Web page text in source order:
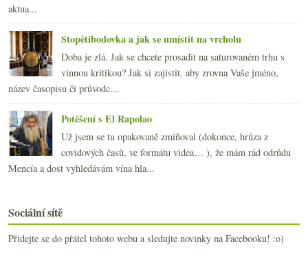
aktua...
Stopětibodovka a jak se umístit na vrcholu
Doba je zlá. Jak se chcete prosadit na saturovaném trhu s
vinnou kritikou? Jak si zajistit, aby zrovna Vaše jméno,
název časopisu či průvodc...
Potěšení s El Rapolao
Už jsem se tu opakovaně zmiňoval (dokonce, hrůza z
covidových časů, ve formátu videa… ), že mám rád odrůdu
Mencía a dost vyhledávám vína hla...
Sociální sítě
Přidejte se do přátel tohoto webu a sledujte novinky na Facebooku! :o)